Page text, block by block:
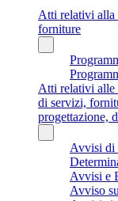
Atti relativi alla
forniture
Atti relativi alle
di servizi,
progettazione,
Avvisi di
Avvisi e
Avviso